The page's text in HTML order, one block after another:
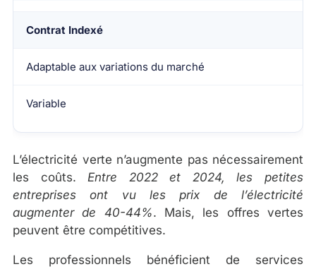
Contrat Indexé
Adaptable aux variations du marché
Variable
L’électricité verte n’augmente pas nécessairement
les coûts. Entre 2022 et 2024, les petites
entreprises ont vu les prix de l’électricité
augmenter de 40-44%. Mais, les offres vertes
peuvent être compétitives.
Les professionnels bénéficient de services